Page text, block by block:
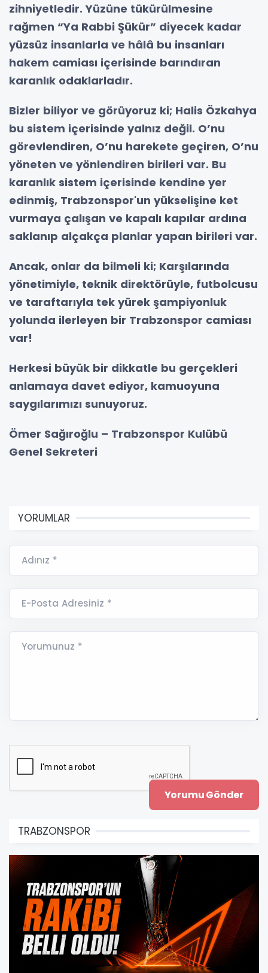
zihniyetledir. Yüzüne tükürülmesine
rağmen “Ya Rabbi Şükür” diyecek kadar
yüzsüz insanlarla ve hâlâ bu insanları
hakem camiası içerisinde barındıran
karanlık odaklarladır.
Bizler biliyor ve görüyoruz ki; Halis Özkahya
bu sistem içerisinde yalnız değil. O’nu
görevlendiren, O’nu harekete geçiren, O’nu
yöneten ve yönlendiren birileri var. Bu
karanlık sistem içerisinde kendine yer
edinmiş, Trabzonspor'un yükselişine ket
vurmaya çalışan ve kapalı kapılar ardına
saklanıp alçakça planlar yapan birileri var.
Ancak, onlar da bilmeli ki; Karşılarında
yönetimiyle, teknik direktörüyle, futbolcusu
ve taraftarıyla tek yürek şampiyonluk
yolunda ilerleyen bir Trabzonspor camiası
var!
Herkesi büyük bir dikkatle bu gerçekleri
anlamaya davet ediyor, kamuoyuna
saygılarımızı sunuyoruz.
Ömer Sağıroğlu – Trabzonspor Kulübü
Genel Sekreteri
YORUMLAR
Adınız *
E-Posta Adresiniz *
Yorumunuz *
TRABZONSPOR